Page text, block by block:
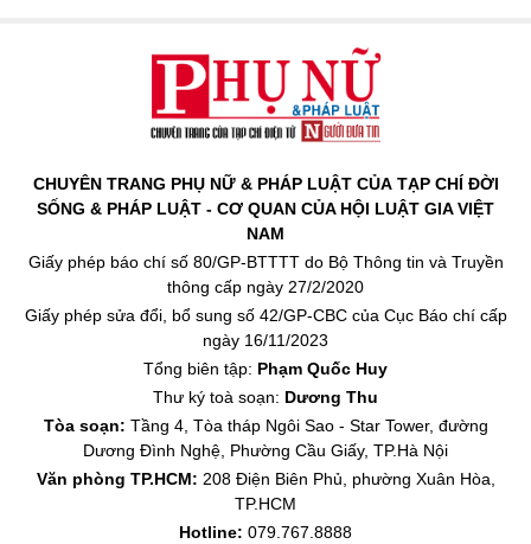
CHUYÊN TRANG PHỤ NỮ & PHÁP LUẬT CỦA TẠP CHÍ ĐỜI
SỐNG & PHÁP LUẬT - CƠ QUAN CỦA HỘI LUẬT GIA VIỆT
NAM
Giấy phép báo chí số 80/GP-BTTTT do Bộ Thông tin và Truyền
thông cấp ngày 27/2/2020
Giấy phép sửa đổi, bổ sung số 42/GP-CBC của Cục Báo chí cấp
ngày 16/11/2023
Tổng biên tập: Phạm Quốc Huy
Thư ký toà soạn: Dương Thu
Tòa soạn: Tầng 4, Tòa tháp Ngôi Sao - Star Tower, đường
Dương Đình Nghệ, Phường Cầu Giấy, TP.Hà Nội
Văn phòng TP.HCM: 208 Điện Biên Phủ, phường Xuân Hòa,
TP.HCM
Hotline: 079.767.8888